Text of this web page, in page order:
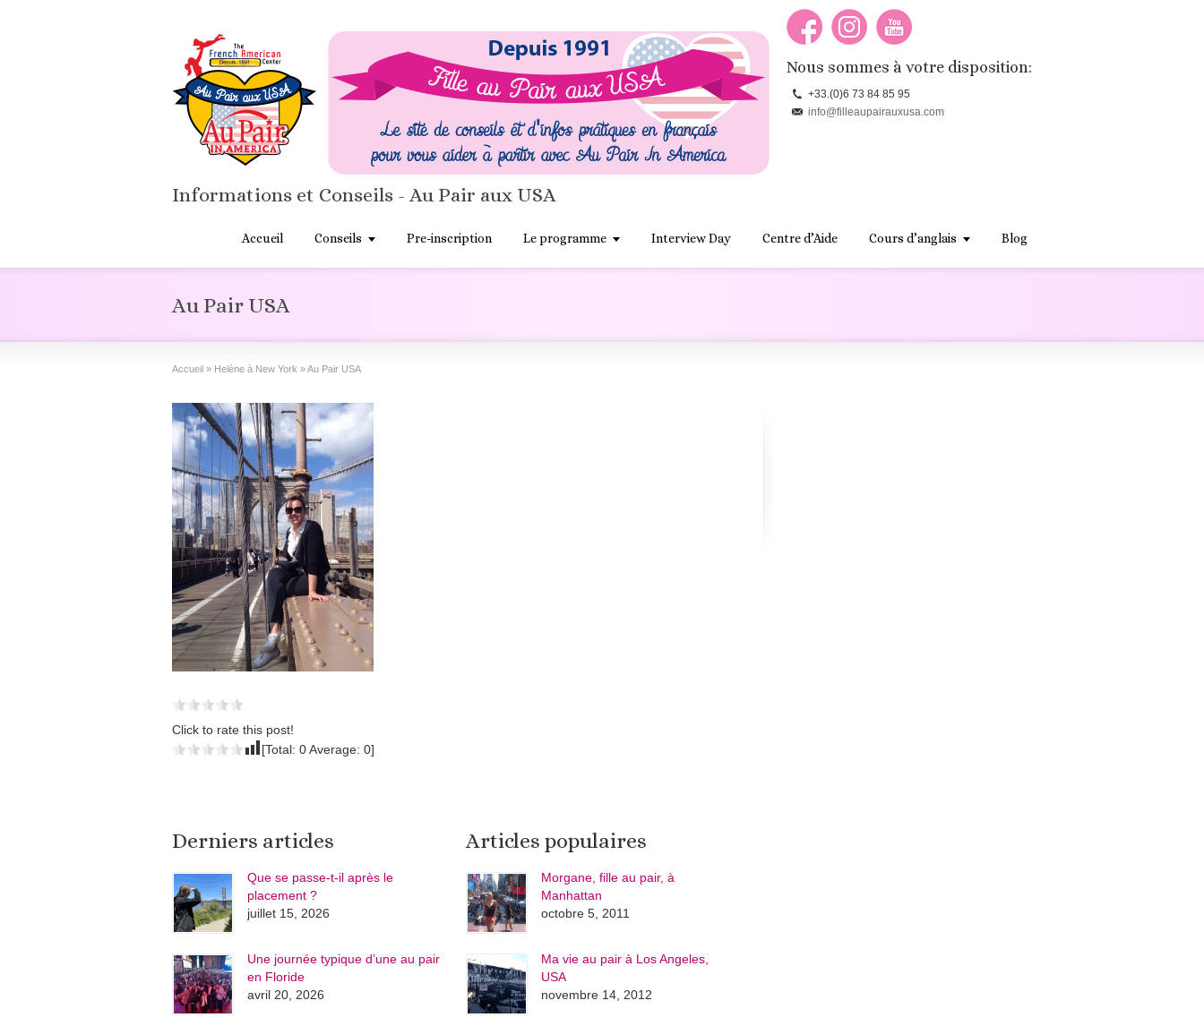
Informations et Conseils - Au Pair aux USA
Nous sommes à votre disposition:
+33.(0)6 73 84 85 95
info@filleaupairauxusa.com
Accueil Conseils Pre-inscription Le programme Interview Day Centre d’Aide Cours d’anglais Blog
Au Pair USA
Accueil » Helène à New York »Au Pair USA
Click to rate this post!
[Total: 0Average: 0]
Derniers articles
Que se passe-t-il après le
placement ?
juillet 15, 2026
Une journée typique d’une au pair
en Floride
avril 20, 2026
Articles populaires
Morgane, fille au pair, à
Manhattan
octobre 5, 2011
Ma vie au pair à Los Angeles,
USA
novembre 14, 2012